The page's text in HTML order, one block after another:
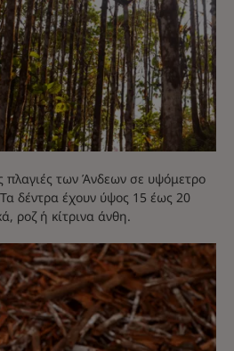
πλαγιές των Άνδεων σε υψόμετρο
δέντρα έχουν ύψος 15 έως 20
ροζ ή κίτρινα άνθη.